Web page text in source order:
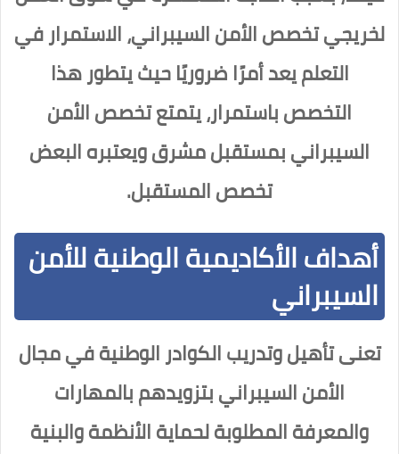
لخريجي تخصص الأمن السيبراني، الاستمرار في
التعلم يعد أمرًا ضروريًا حيث يتطور هذا
التخصص باستمرار، يتمتع تخصص الأمن
السيبراني بمستقبل مشرق ويعتبره البعض
تخصص المستقبل.
أهداف الأكاديمية الوطنية للأمن
السيبراني
تعنى تأهيل وتدريب الكوادر الوطنية في مجال
الأمن السيبراني بتزويدهم بالمهارات
والمعرفة المطلوبة لحماية الأنظمة والبنية